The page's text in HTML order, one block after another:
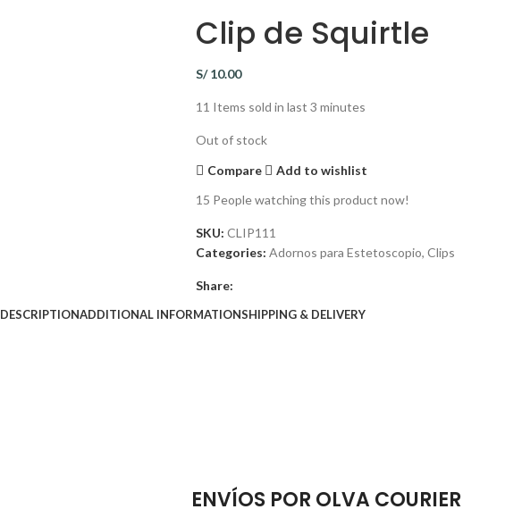
Clip de Squirtle
S/10.00
11 Items sold in last 3 minutes
Out of stock
Compare
Add to wishlist
15 People watching this product now!
SKU: CLIP111
Categories: Adornos para Estetoscopio, Clips
Share:
DESCRIPTIONADDITIONAL INFORMATIONSHIPPING & DELIVERY
ENVÍOS POR OLVA COURIER